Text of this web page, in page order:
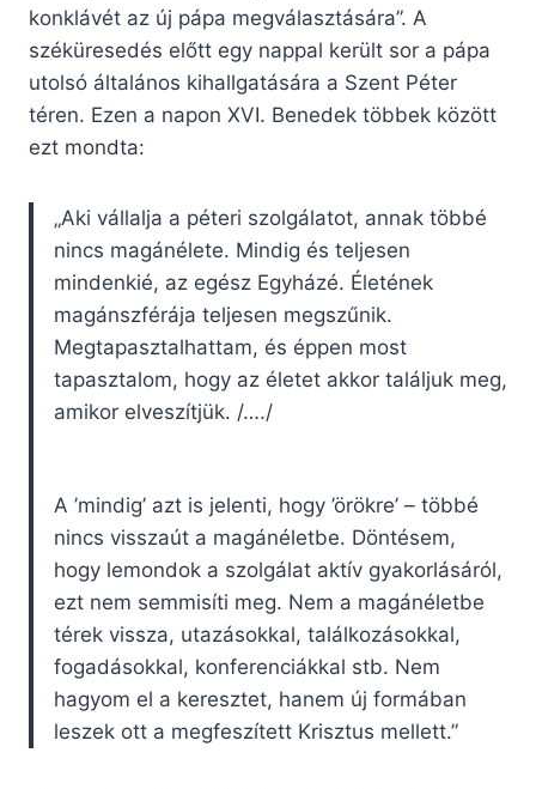
konklávét az új pápa megválasztására”. A
széküresedés előtt egy nappal került sor a pápa
utolsó általános kihallgatására a Szent Péter
téren. Ezen a napon XVI. Benedek többek között
ezt mondta:
„Aki vállalja a péteri szolgálatot, annak többé
nincs magánélete. Mindig és teljesen
mindenkié, az egész Egyházé. Életének
magánszférája teljesen megszűnik.
Megtapasztalhattam, és éppen most
tapasztalom, hogy az életet akkor találjuk meg,
amikor elveszítjük. /…./
A ’mindig’ azt is jelenti, hogy ’örökre’ – többé
nincs visszaút a magánéletbe. Döntésem,
hogy lemondok a szolgálat aktív gyakorlásáról,
ezt nem semmisíti meg. Nem a magánéletbe
térek vissza, utazásokkal, találkozásokkal,
fogadásokkal, konferenciákkal stb. Nem
hagyom el a keresztet, hanem új formában
leszek ott a megfeszített Krisztus mellett.”